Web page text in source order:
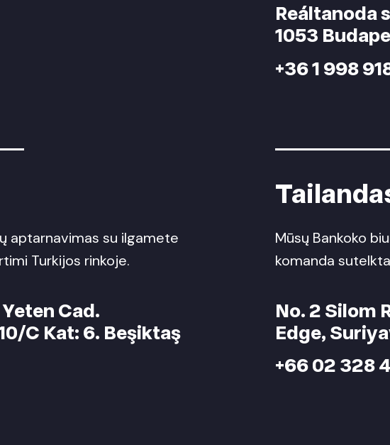
Reáltanoda
1053
+36 1 998
aptarnavimas su ilgamete
Turkijos rinkoje.
Cad.
C Kat: 6. Beşiktaş
Mūsų Bankoko
komanda
No. 2 Silom
Edge,
+66 02 328